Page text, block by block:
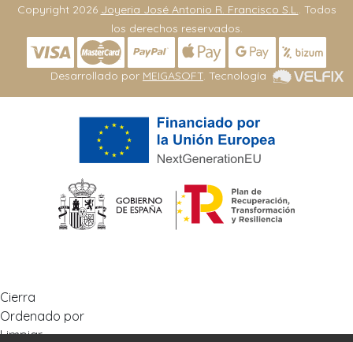
Copyright 2026 Joyeria José Antonio R. Francisco S.L.. Todos
los derechos reservados.
Desarrollado por MEIGASOFT . Tecnología
Cierra
Ordenado por
Limpiar